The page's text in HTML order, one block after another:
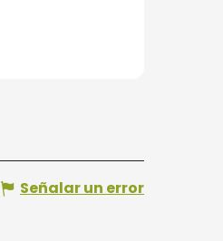
Señalar un error